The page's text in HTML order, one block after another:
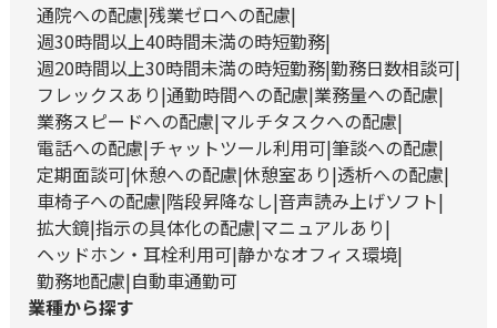
通院への配慮 残業ゼロへの配慮
週30時間以上40時間未満の時短勤務
週20時間以上30時間未満の時短勤務 勤務日数相談可
フレックスあり 通勤時間への配慮 業務量への配慮
業務スピードへの配慮 マルチタスクへの配慮
電話への配慮 チャットツール利用可 筆談への配慮
定期面談可 休憩への配慮 休憩室あり 透析への配慮
車椅子への配慮 階段昇降なし 音声読み上げソフト
拡大鏡 指示の具体化の配慮 マニュアルあり
ヘッドホン・耳栓利用可 静かなオフィス環境
勤務地配慮 自動車通勤可
業種から探す